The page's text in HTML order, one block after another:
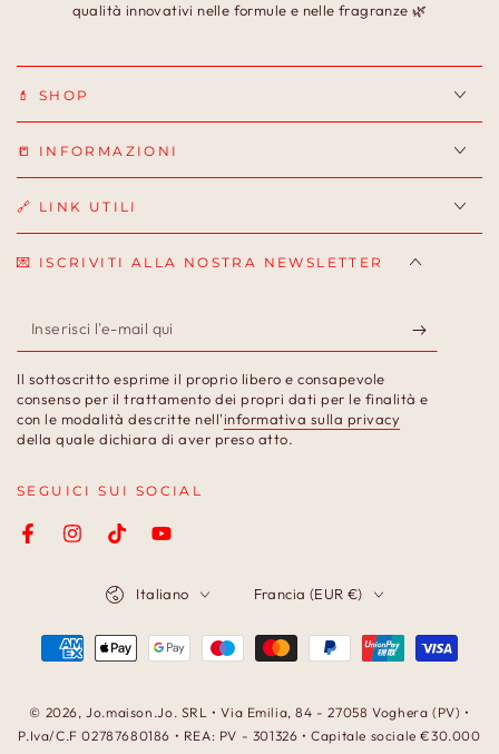
qualità innovativi nelle formule e nelle fragranze 🌿
💄 SHOP
📒 INFORMAZIONI
🔗 LINK UTILI
💌 ISCRIVITI ALLA NOSTRA NEWSLETTER
Inserisci
l'e-
mail
qui
Il sottoscritto esprime il proprio libero e consapevole
consenso per il trattamento dei propri dati per le finalità e
con le modalità descritte nell'informativa sulla privacy
della quale dichiara di aver preso atto.
SEGUICI SUI SOCIAL
FacebookInstagramTikTokYouTube
© 2026,Jo.maison.Jo. SRL • Via Emilia, 84 - 27058 Voghera (PV) •
P.Iva/C.F 02787680186 • REA: PV - 301326 • Capitale sociale €30.000
Italiano
geografica
Francia (EUR €)
Modalità
pagamento